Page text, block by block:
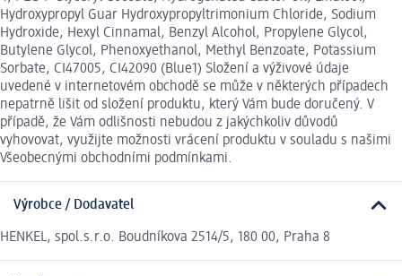
Hydroxypropyl Guar Hydroxypropyltrimonium Chloride, Sodium
Hydroxide, Hexyl Cinnamal, Benzyl Alcohol, Propylene Glycol,
Butylene Glycol, Phenoxyethanol, Methyl Benzoate, Potassium
Sorbate, CI47005, CI42090 (Blue1) Složení a výživové údaje
uvedené v internetovém obchodě se může v některých případech
nepatrně lišit od složení produktu, který Vám bude doručený. V
případě, že Vám odlišnosti nebudou z jakýchkoliv důvodů
vyhovovat, využijte možnosti vrácení produktu v souladu s našimi
Všeobecnými obchodními podmínkami.
Výrobce / Dodavatel
HENKEL, spol.s.r.o. Boudníkova 2514/5, 180 00, Praha 8